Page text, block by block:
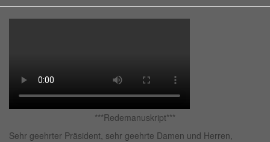
***Redemanuskript***
Sehr geehrter Präsident, sehr geehrte Damen und Herren,